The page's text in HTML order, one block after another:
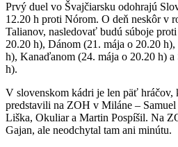
Prvý duel vo Švajčiarsku odohrajú
12.20 h proti Nórom. O deň neskôr v
Talianov, nasledovať budú súboje
20.20 h), Dánom (21. mája o 20.20
h), Kanaďanom (24. mája o 20.20 h)
h).
V slovenskom kádri je len päť hráčov,
predstavili na ZOH v Miláne –
Liška, Okuliar a Martin Pospíšil. Na
Gajan, ale neodchytal tam ani minútu.